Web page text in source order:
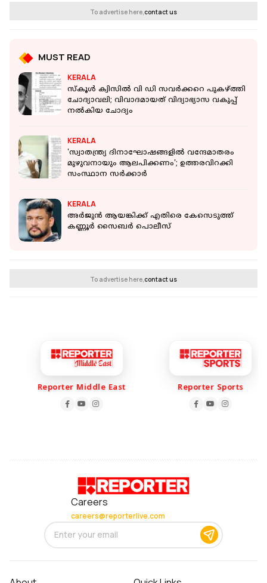
To advertise here,contact us
MUST READ
KERALA
സ്‌കൂള്‍ ക്വിസില്‍ വി ഡി സവര്‍ക്കറെ പുകഴ്ത്തി
ചോദ്യാവലി; വിവാദമായത് വിദ്യാഭ്യാസ വകുപ്പ്
നല്‍കിയ ചോദ്യം
KERALA
'സ്വാതന്ത്ര്യ ദിനാഘോഷങ്ങളിൽ വന്ദേമാതരം
മുഴുവനായും ആലപിക്കണം'; ഉത്തരവിറക്കി
സംസ്ഥാന സർക്കാർ
KERALA
അര്‍ജുന്‍ ആയങ്കിക്ക് എതിരെ കേസെടുത്ത്
കണ്ണൂര്‍ സൈബര്‍ പൊലീസ്
To advertise here,contact us
Reporter Middle East Reporter Sports
Careers
careers@reporterlive.com